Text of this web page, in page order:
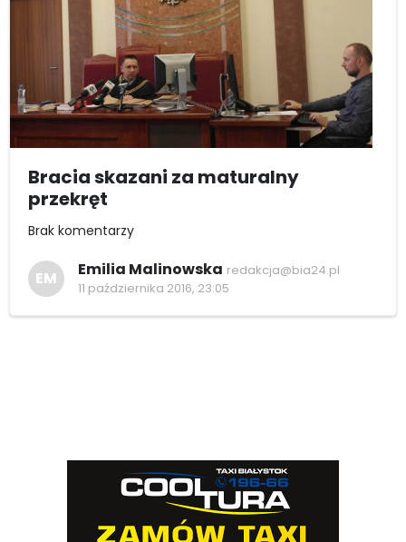
Bracia skazani za maturalny
przekręt
Brak komentarzy
EM Emilia Malinowska redakcja@bia24.pl
11 października 2016, 23:05